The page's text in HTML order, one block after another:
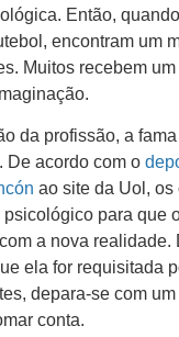
Então,
encontram um
Muitos recebem
da profissão, a
De acordo com o
ao site da Uol, os
para que
a nova realidade.
ela for requisitada
depara-se com
conta.